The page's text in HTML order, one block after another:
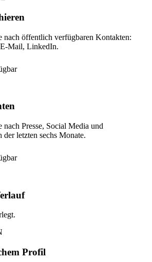
nach öffentlich verfügbaren Kontakten:
Mail, LinkedIn.
nach Presse, Social Media und
der letzten sechs Monate.
Profil